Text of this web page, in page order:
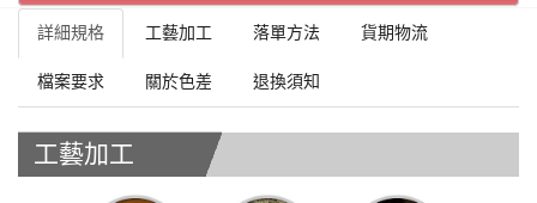
詳細規格 工藝加工 落單方法 貨期物流
檔案要求 關於色差 退換須知
工藝加工